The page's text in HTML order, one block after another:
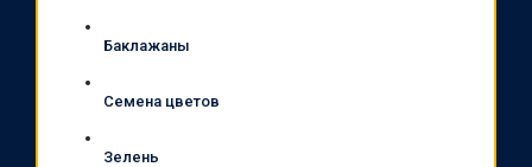
Баклажаны
Семена цветов
Зелень